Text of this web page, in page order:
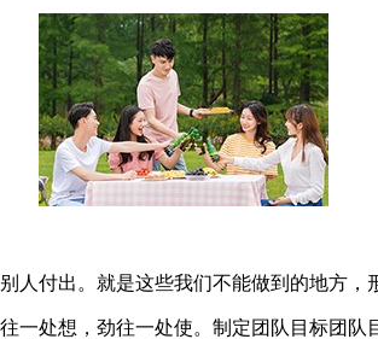
付出。就是这些我们不能做到的地方，
一处想，劲往一处使。制定团队目标团